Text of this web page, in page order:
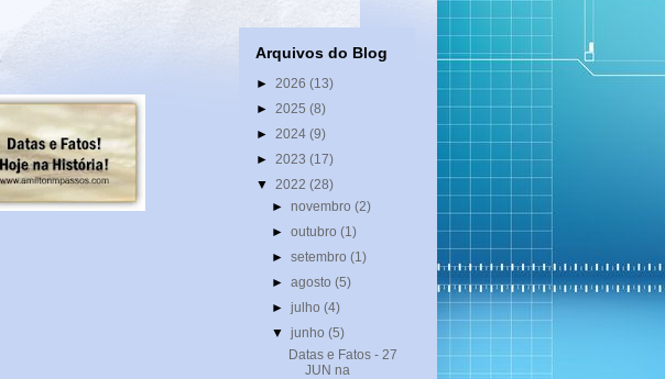
Arquivos do Blog
► 2026 (13)
► 2025 (8)
► 2024 (9)
► 2023 (17)
▼ 2022 (28)
►novembro(2)
►outubro(1)
►setembro(1)
►agosto(5)
►julho(4)
▼junho(5)
Datas e Fatos - 27
JUN na